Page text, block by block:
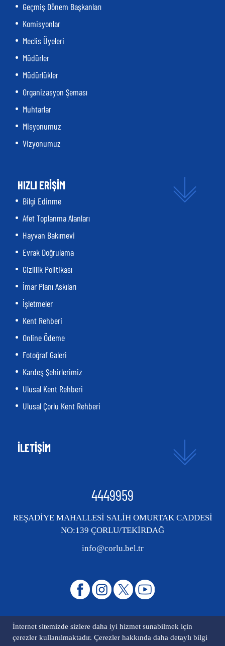
İnternet sitemizde sizlere daha iyi hizmet sunabilmek için
çerezler kullanılmaktadır. Çerezler hakkında daha detaylı bilgi
Geçmiş Dönem Başkanları
Komisyonlar
Meclis Üyeleri
Müdürler
Müdürlükler
Organizasyon Şeması
Muhtarlar
Misyonumuz
Vizyonumuz
HIZLI ERİŞİM
Bilgi Edinme
Afet Toplanma Alanları
Hayvan Bakımevi
Evrak Doğrulama
Gizlilik Politikası
İmar Planı Askıları
İşletmeler
Kent Rehberi
Online Ödeme
Fotoğraf Galeri
Kardeş Şehirlerimiz
Ulusal Kent Rehberi
Ulusal Çorlu Kent Rehberi
İLETİŞİM
4449959
REŞADİYE MAHALLESİ SALİH OMURTAK CADDESİ
NO:139 ÇORLU/TEKİRDAĞ
info@corlu.bel.tr